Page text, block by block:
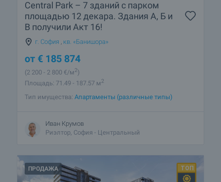
Central Park – 7 зданий с парком
площадью 12 декара. Здания А, Б и
В получили Акт 16!
г. София кв. «Банишора»
от € 185 874
(2 200 - 2 800 €/м2)
Площадь: 71.49 - 187.57 м2
Тип имущества: Апартаменты (различные типы)
Иван Крумов
Риэлтор, София - Центральный
ПРОДАЖА